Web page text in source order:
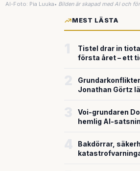
AI-Foto: Pia Luuka• Bilden är skapad med AI och
MEST LÄSTA
Tistel drar in
första året – ett
försvarsteknik
Jonathan Görtz
Voi-grundaren
hemlig AI-
Bakdörrar,